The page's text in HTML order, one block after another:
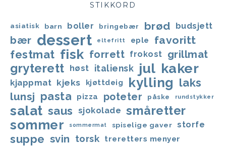
STIKKORD
asiatisk barn boller bringebær brød budsjett
bær dessert eltefritt eple favoritt
festmat fisk forrett frokost grillmat
gryterett høst italiensk jul kaker
kjappmat kjeks kjøttdeig kylling laks
lunsj pasta pizza poteter påske rundstykker
salat saus sjokolade småretter
sommer sommermat spiselige gaver storfe
suppe svin torsk treretters menyer